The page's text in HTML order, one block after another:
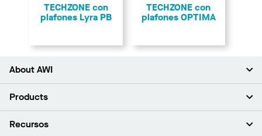
TECHZONE con
plafones Lyra PB
TECHZONE con
plafones OPTIMA
About AWI
Acerca de nosotros
Sala de prensa
Products
Plafones
Recursos